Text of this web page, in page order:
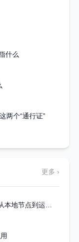
什么
两个“通行证”
更多 ›